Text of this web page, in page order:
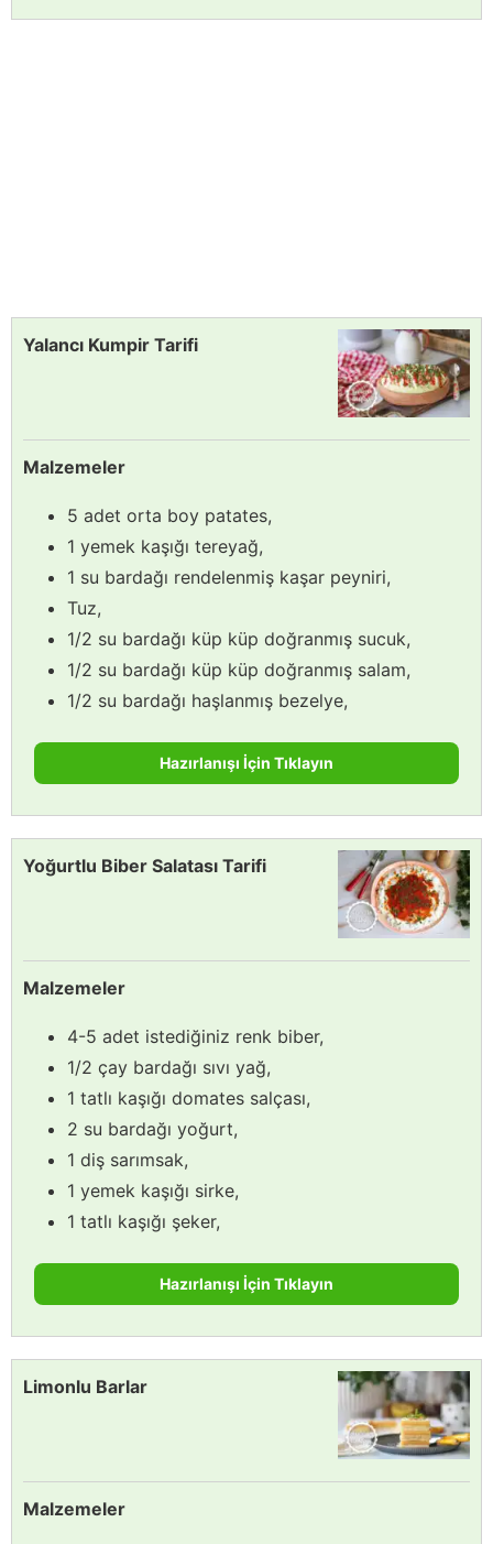
Yalancı Kumpir Tarifi
Malzemeler
5 adet orta boy patates,
1 yemek kaşığı tereyağ,
1 su bardağı rendelenmiş kaşar peyniri,
Tuz,
1/2 su bardağı küp küp doğranmış sucuk,
1/2 su bardağı küp küp doğranmış salam,
1/2 su bardağı haşlanmış bezelye,
Hazırlanışı İçin Tıklayın
Yoğurtlu Biber Salatası Tarifi
Malzemeler
4-5 adet istediğiniz renk biber,
1/2 çay bardağı sıvı yağ,
1 tatlı kaşığı domates salçası,
2 su bardağı yoğurt,
1 diş sarımsak,
1 yemek kaşığı sirke,
1 tatlı kaşığı şeker,
Hazırlanışı İçin Tıklayın
Limonlu Barlar
Malzemeler